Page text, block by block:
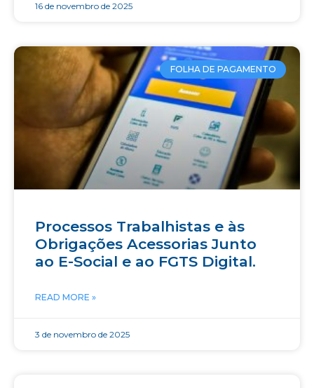
16 de novembro de 2025
FOLHA DE PAGAMENTO
Processos Trabalhistas e às
Obrigações Acessorias Junto
ao E-Social e ao FGTS Digital.
READ MORE »
3 de novembro de 2025